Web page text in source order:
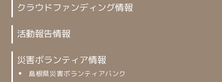
クラウドファンディング情報
活動報告情報
災害ボランティア情報
島根県災害ボランティアバンク